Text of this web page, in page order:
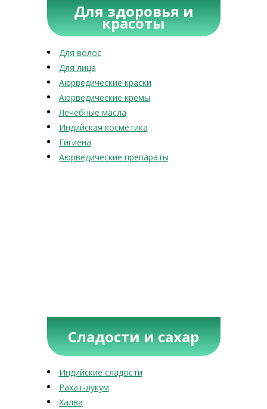
Для здоровья и
красоты
Для волос
Для лица
Аюрведические краски
Аюрведические кремы
Лечебные масла
Индийская косметика
Гигиена
Аюрведические препараты
Сладости и сахар
Индийские сладости
Рахат-лукум
Халва